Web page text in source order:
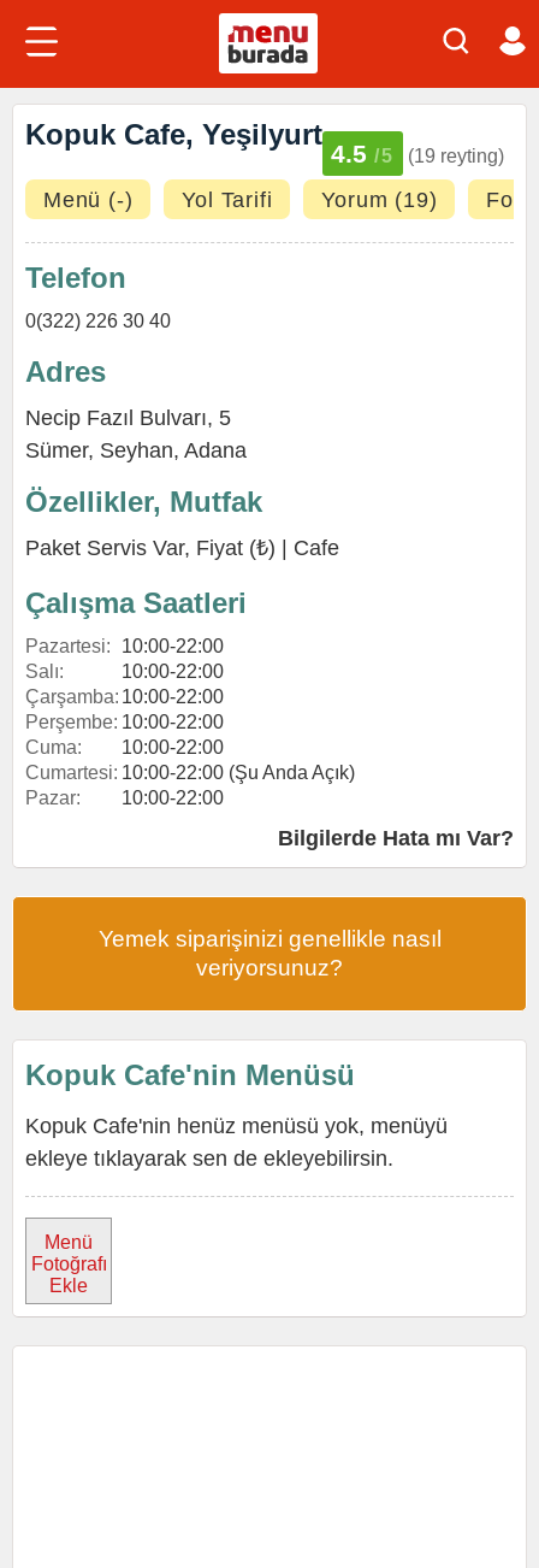
Kopuk Cafe, Yeşilyurt
4.5 /5 (19 reyting)
Menü (-) Yol Tarifi Yorum (19)
Telefon
0(322) 226 30 40
Adres
Necip Fazıl Bulvarı, 5
Sümer, Seyhan, Adana
Özellikler, Mutfak
Paket Servis Var, Fiyat (₺) | Cafe
Çalışma Saatleri
Pazartesi:
10:00-22:00
Salı:
10:00-22:00
Çarşamba: 10:00-22:00
Perşembe: 10:00-22:00
Cuma:
10:00-22:00
Cumartesi: 10:00-22:00 (Şu Anda Açık)
Pazar:
10:00-22:00
Bilgilerde Hata mı Var?
Yemek siparişinizi genellikle nasıl
veriyorsunuz?
Kopuk Cafe'nin Menüsü
Kopuk Cafe'nin henüz menüsü yok, menüyü
ekleye tıklayarak sen de ekleyebilirsin.
Menü
Fotoğrafı
Ekle